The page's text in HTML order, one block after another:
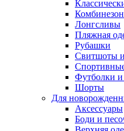
Лонгсливы
Пляжная
Рубашки
Свитшоты
Футболки
Шорты
Для
Аксессуары
Боди и